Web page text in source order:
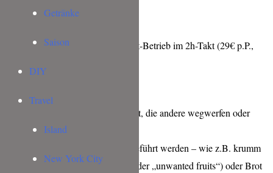
Getränke
Saison
DIY
Travel
Island
New York City
Workshops,
Abends ab 18h: Restaurant-Betrieb im 2h-Takt (29€ p.P.,
Es werden Lebensmittel verarbeitet, die andere wegwerfen oder
minderwertigen Verarbeitung zugeführt werden – wie z.B. krumm
gewachsenes Gemüse („misfits“ oder „unwanted fruits“) oder Brot